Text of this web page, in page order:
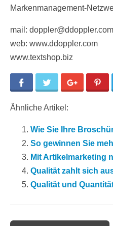
Markenmanagement-
mail: doppler@ddoppler.com
web: www.ddoppler.com
www.textshop.biz
Facebook Twitter Google+
Ähnliche Artikel:
Wie Sie Ihre
So gewinnen Sie
Mit Artikelmarketing
Qualität zahlt sich
Qualität und